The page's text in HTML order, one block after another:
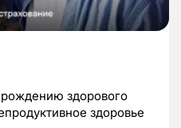
здорового
здоровье